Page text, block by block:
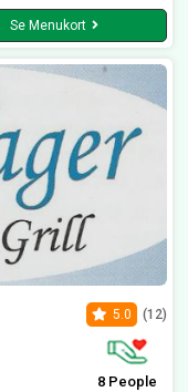
Se Menukort
5.0 (12)
8 People